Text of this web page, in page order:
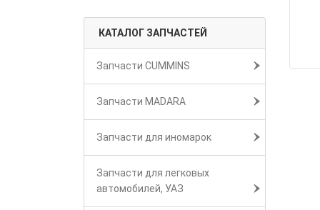
КАТАЛОГ ЗАПЧАСТЕЙ
Запчасти CUMMINS
Запчасти MADARA
Запчасти для иномарок
Запчасти для легковых
автомобилей, УАЗ